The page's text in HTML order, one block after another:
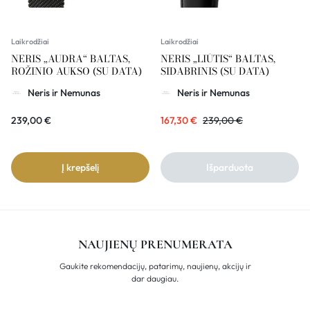
Laikrodžiai
NERIS „AUDRA“ BALTAS,
ROŽINIO AUKSO (SU DATA)
Neris ir Nemunas
239,00€
Į krepšelį
Laikrodžiai
NERIS „LIŪTIS“ BALTAS,
SIDABRINIS (SU DATA)
Neris ir Nemunas
167,30€ 239,00€
Išparduota
NAUJIENŲ PRENUMERATA
Gaukite rekomendacijų, patarimų, naujienų, akcijų ir
dar daugiau.